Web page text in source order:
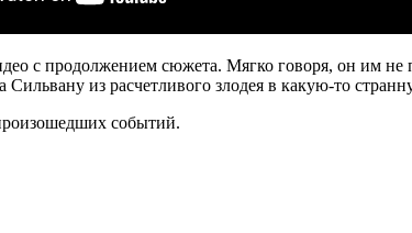
с продолжением сюжета. Мягко говоря, он им
Сильвану из расчетливого злодея в какую-то
событий.